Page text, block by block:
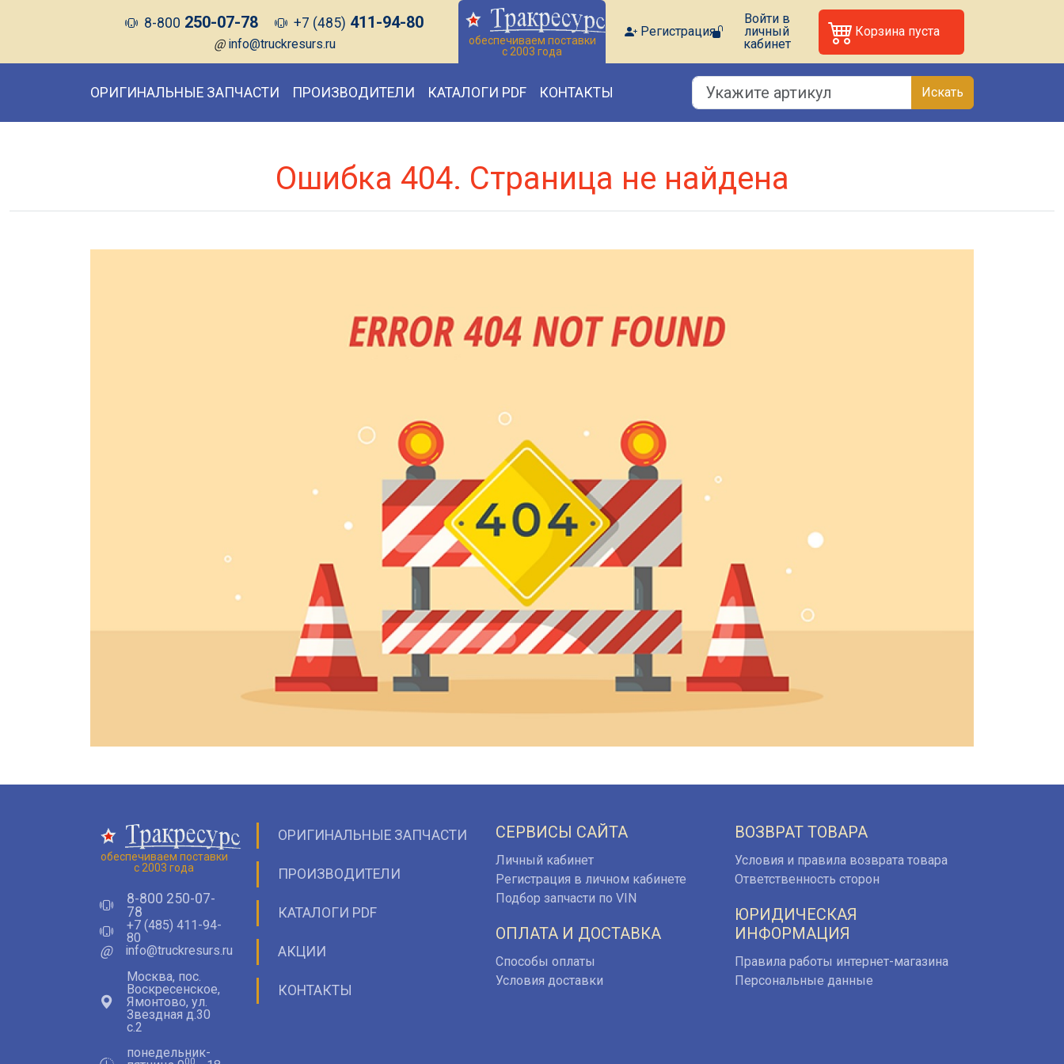
8-800 250-07-78 +7 (485) 411-94-80
@ info@truckresurs.ru
обеспечиваем поставки
с 2003 года
Регистрация
Войти в
личный
кабинет
Корзина пуста
ОРИГИНАЛЬНЫЕ ЗАПЧАСТИ ПРОИЗВОДИТЕЛИ КАТАЛОГИ PDF КОНТАКТЫ Искать
Ошибка 404. Страница не найдена
обеспечиваем поставки
с 2003 года
8-800 250-07-
78
+7 (485) 411-94-
80
@
info@truckresurs.ru
Москва, пос.
Воскресенское,
Ямонтово, ул.
Звездная д.30
с.2
понедельник-
00
ОРИГИНАЛЬНЫЕ ЗАПЧАСТИ
ПРОИЗВОДИТЕЛИ
КАТАЛОГИ PDF
АКЦИИ
КОНТАКТЫ
СЕРВИСЫ САЙТА
Личный кабинет
Регистрация в личном кабинете
Подбор запчасти по VIN
ОПЛАТА И ДОСТАВКА
Способы оплаты
Условия доставки
ВОЗВРАТ ТОВАРА
Условия и правила возврата товара
Ответственность сторон
ЮРИДИЧЕСКАЯ
ИНФОРМАЦИЯ
Правила работы интернет-магазина
Персональные данные